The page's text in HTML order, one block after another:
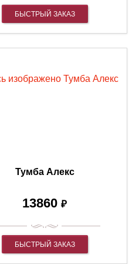
БЫСТРЫЙ ЗАКАЗ
Тумба Алекс
13860 ₽
БЫСТРЫЙ ЗАКАЗ